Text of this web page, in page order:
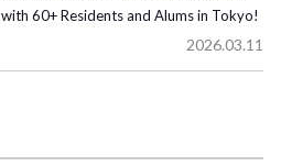
with 60+ Residents and Alums in Tokyo!
2026.03.11